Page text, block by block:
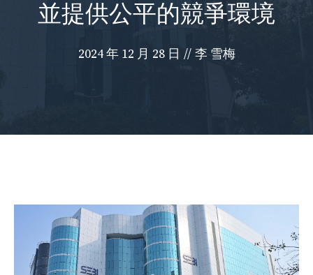
並提供公平的競爭環境
2024 年 12 月 28 日 // 李 雪梅